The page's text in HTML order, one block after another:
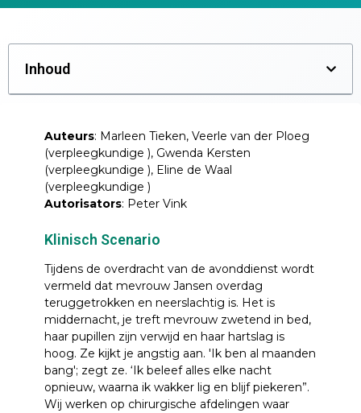
Inhoud
Auteurs: Marleen Tieken, Veerle van der Ploeg
(verpleegkundige ), Gwenda Kersten
(verpleegkundige ), Eline de Waal
(verpleegkundige )
Autorisators: Peter Vink
Klinisch Scenario
Tijdens de overdracht van de avonddienst wordt
vermeld dat mevrouw Jansen overdag
teruggetrokken en neerslachtig is. Het is
middernacht, je treft mevrouw zwetend in bed,
haar pupillen zijn verwijd en haar hartslag is
hoog. Ze kijkt je angstig aan. 'Ik ben al maanden
bang'; zegt ze. ‘Ik beleef alles elke nacht
opnieuw, waarna ik wakker lig en blijf piekeren”.
Wij werken op chirurgische afdelingen waar